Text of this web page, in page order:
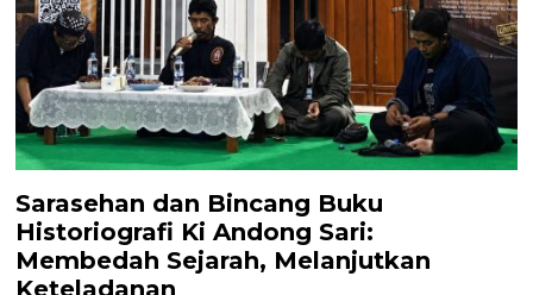
Sarasehan dan Bincang Buku
Historiografi Ki Andong Sari:
Membedah Sejarah, Melanjutkan
Keteladanan